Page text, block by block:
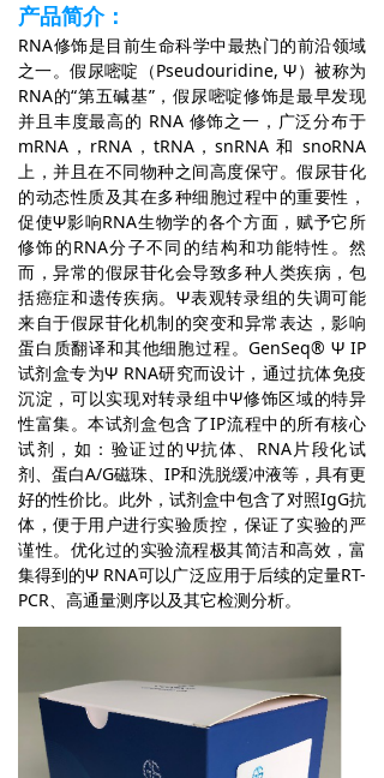
产品简介：
RNA修饰是目前生命科学中最热门的前沿领域
之一。假尿嘧啶（Pseudouridine, Ψ）被称为
RNA的“第五碱基”，假尿嘧啶修饰是最早发现
并且丰度最高的 RNA 修饰之一，广泛分布于
mRNA，rRNA，tRNA，snRNA 和 snoRNA
上，并且在不同物种之间高度保守。假尿苷化
的动态性质及其在多种细胞过程中的重要性，
促使Ψ影响RNA生物学的各个方面，赋予它所
修饰的RNA分子不同的结构和功能特性。然
而，异常的假尿苷化会导致多种人类疾病，包
括癌症和遗传疾病。Ψ表观转录组的失调可能
来自于假尿苷化机制的突变和异常表达，影响
蛋白质翻译和其他细胞过程。GenSeq® Ψ IP
试剂盒专为Ψ RNA研究而设计，通过抗体免疫
沉淀，可以实现对转录组中Ψ修饰区域的特异
性富集。本试剂盒包含了IP流程中的所有核心
试剂，如：验证过的Ψ抗体、RNA片段化试
剂、蛋白A/G磁珠、IP和洗脱缓冲液等，具有更
好的性价比。此外，试剂盒中包含了对照IgG抗
体，便于用户进行实验质控，保证了实验的严
谨性。优化过的实验流程极其简洁和高效，富
集得到的Ψ RNA可以广泛应用于后续的定量RT-
PCR、高通量测序以及其它检测分析。